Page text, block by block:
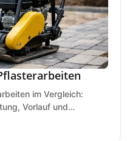
im Vergleich:
Vorlauf und